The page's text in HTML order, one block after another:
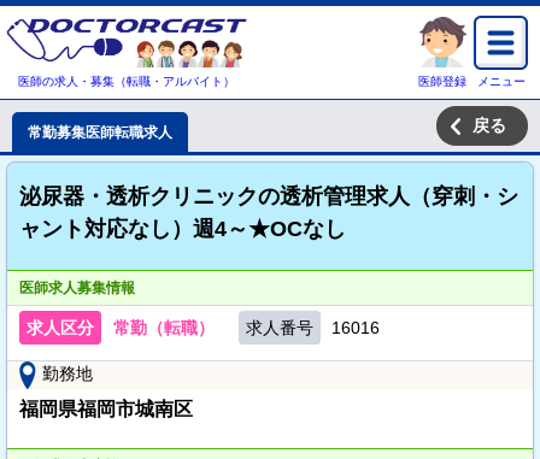
医師の求人・募集（転職・アルバイト） 医師登録 メニュー
常勤募集医師転職求人 戻る
泌尿器・透析クリニックの透析管理求人（穿刺・シ
ャント対応なし）週4～★OCなし
医師求人募集情報
求人区分 常勤（転職） 求人番号 16016
勤務地
福岡県福岡市城南区